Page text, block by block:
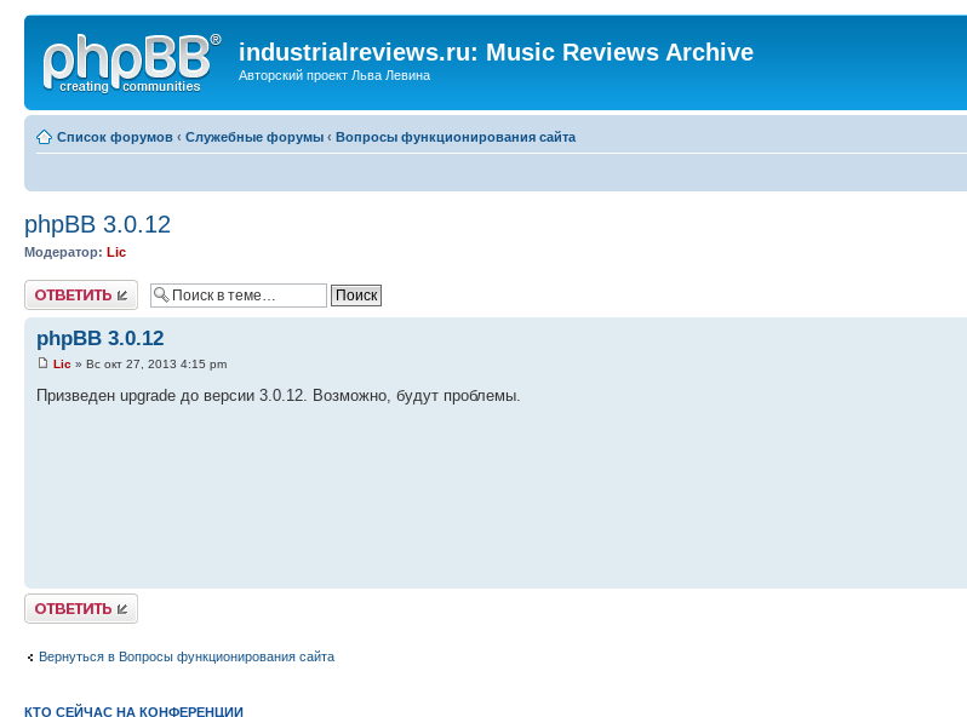
industrialreviews.ru: Music Reviews Archive
Авторский проект Льва Левина
Список форумов ‹ Служебные форумы ‹ Вопросы функционирования сайта
phpBB 3.0.12
Модератор: Lic
Ответить
phpBB 3.0.12
Lic » Вс окт 27, 2013 4:15 pm
Призведен upgrade до версии 3.0.12. Возможно, будут проблемы.
Ответить
Вернуться в Вопросы функционирования сайта
КТО СЕЙЧАС НА КОНФЕРЕНЦИИ